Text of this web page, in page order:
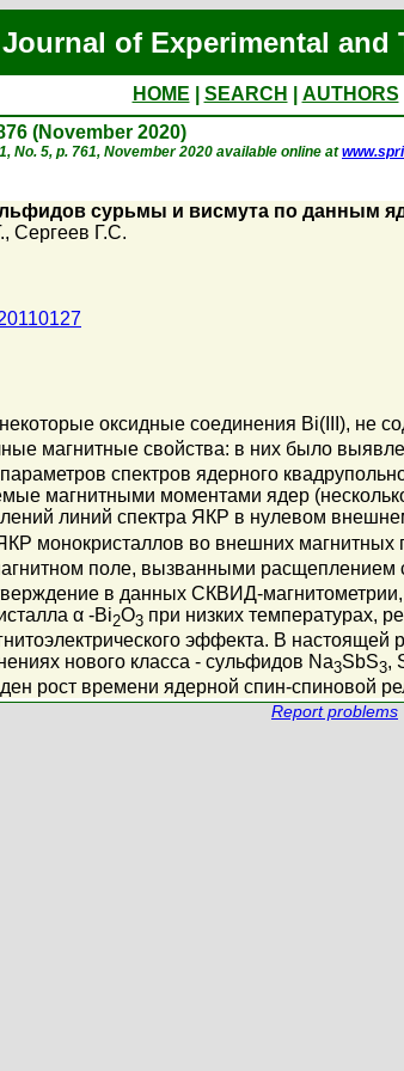
Journal of Experimental and
HOME SEARCH AUTHORS
(November 2020)
No. 5, p. 761, November 2020 available online at
сурьмы и висмута по данным
, Сергеев Г.С.
оксидные соединения Bi(III), не
магнитные свойства: в них было
спектров ядерного
магнитными моментами ядер
линий спектра ЯКР в нулевом
монокристаллов во внешних магнитных
поле, вызванными расщеплением
в данных СКВИД-
α -Bi2O3 при низких температурах,
эффекта. В
нового класса - сульфидов Na3SbS3,
рост времени ядерной спин-спиновой
Report problems